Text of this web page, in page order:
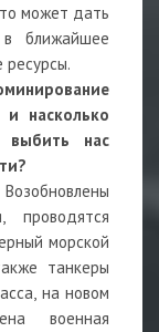
может дать
в ближайшее
ресурсы.
и насколько
выбить нас
проводятся
морской
танкеры
на новом
военная